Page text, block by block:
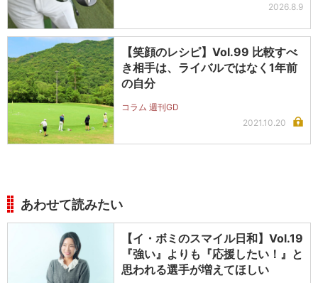
2026.8.9
【笑顔のレシピ】Vol.99 比較すべ
き相手は、ライバルではなく1年前
の自分
コラム 週刊GD
2021.10.20
あわせて読みたい
【イ・ボミのスマイル日和】Vol.19
『強い』よりも『応援したい！』と
思われる選手が増えてほしい